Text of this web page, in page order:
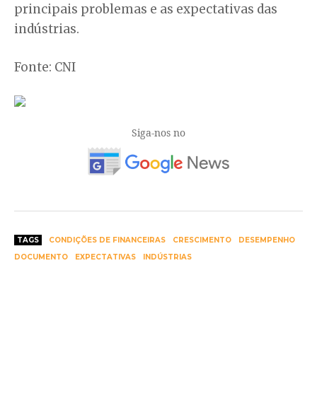
principais problemas e as expectativas das
indústrias.
Fonte: CNI
Siga-nos no
TAGS CONDIÇÕES DE FINANCEIRAS CRESCIMENTO
DESEMPENHO
DOCUMENTO
EXPECTATIVAS INDÚSTRIAS